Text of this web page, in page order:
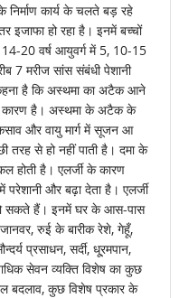
कार्य के चलते बड़ रहे
इजाफा हो रहा है। इनमें बच्चों
14-20 वर्ष आयुवर्ग में 5, 10-15
7 मरीज सांस संबंधी पेशानी
है कि अस्थमा का अटैक आने
कारण है। अस्थमा के अटैक के
और वायु मार्ग में सूजन आ
तरह से हो नहीं पाती है। दमा के
होती है। एलर्जी के कारण
और बढ़ा देता है। एलर्जी
सकते हैं। इनमें घर के आस-पास
रुई के बारीक रेशे, गेहूँ,
प्रसाधन, सर्दी, धू्रमपान,
सेवन व्यक्ति विशेष का कुछ
बदलाव, कुछ विशेष प्रकार के